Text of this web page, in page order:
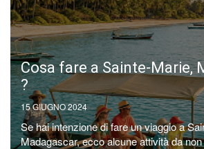
Cosa fare a Sainte-Marie,
?
15 GIUGNO 2024
Se hai intenzione di fare un viaggio a
Madagascar, ecco alcune attività da